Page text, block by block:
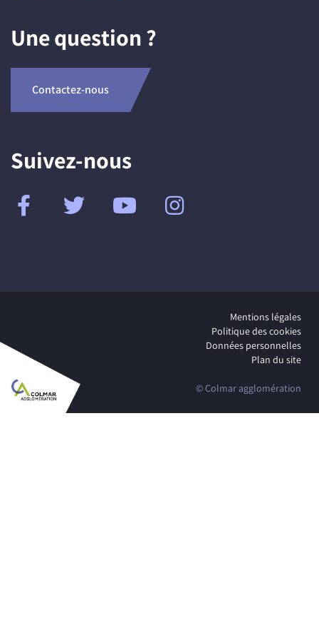
Une question ?
Contactez-nous
Suivez-nous
Mentions légales
Politique des cookies
Données personnelles
Plan du site
© Colmar agglomération